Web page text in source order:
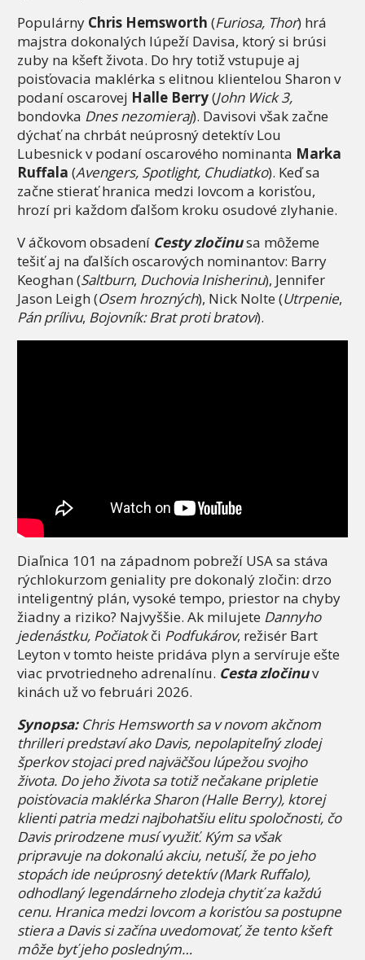
Populárny Chris Hemsworth (Furiosa, Thor) hrá
majstra dokonalých lúpeží Davisa, ktorý si brúsi
zuby na kšeft života. Do hry totiž vstupuje aj
poisťovacia maklérka s elitnou klientelou Sharon v
podaní oscarovej Halle Berry(John Wick 3,
bondovka Dnes nezomieraj). Davisovi však začne
dýchať na chrbát neúprosný detektív Lou
Lubesnick v podaní oscarového nominanta Marka
Ruffala (Avengers, Spotlight, Chudiatko). Keď sa
začne stierať hranica medzi lovcom a korisťou,
hrozí pri každom ďalšom kroku osudové zlyhanie.
V áčkovom obsadení Cesty zločinusa môžeme
tešiť aj na ďalších oscarových nominantov: Barry
Keoghan (Saltburn, Duchovia Inisherinu), Jennifer
Jason Leigh (Osem hrozných), Nick Nolte (Utrpenie,
Pán prílivu, Bojovník: Brat proti bratovi).
Diaľnica 101 na západnom pobreží USA sa stáva
rýchlokurzom geniality pre dokonalý zločin: drzo
inteligentný plán, vysoké tempo, priestor na chyby
žiadny a riziko? Najvyššie. Ak milujete Dannyho
jedenástku, Počiatokči Podfukárov, režisér Bart
Leyton v tomto heiste pridáva plyn a servíruje ešte
viac prvotriedneho adrenalínu. Cesta zločinuv
kinách už vo februári 2026.
Synopsa:Chris Hemsworth sa v novom akčnom
thrilleri predstaví ako Davis, nepolapiteľný zlodej
šperkov stojaci pred najväčšou lúpežou svojho
života. Do jeho života sa totiž nečakane pripletie
poisťovacia maklérka Sharon (Halle Berry), ktorej
klienti patria medzi najbohatšiu elitu spoločnosti, čo
Davis prirodzene musí využiť. Kým sa však
pripravuje na dokonalú akciu, netuší, že po jeho
stopách ide neúprosný detektív (Mark Ruffalo),
odhodlaný legendárneho zlodeja chytiť za každú
cenu. Hranica medzi lovcom a korisťou sa postupne
stiera a Davis si začína uvedomovať, že tento kšeft
môže byť jeho posledným…